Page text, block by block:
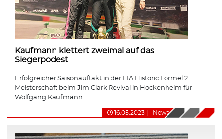
Kaufmann klettert zweimal auf das
Siegerpodest
Erfolgreicher Saisonauftakt in der FIA Historic Formel 2
Meisterschaft beim Jim Clark Revival in Hockenheim für
Wolfgang Kaufmann.
16.05.2023 News